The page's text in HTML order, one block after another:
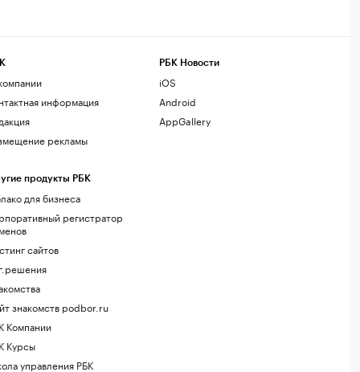
информация
рекламы
продукты РБК
для бизнеса
регистратор
сайтов
знакомств podbor.ru
Компании
Курсы
управления РБК
РБК Новости
iOS
Android
AppGallery